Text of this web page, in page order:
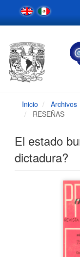
Navegación
principal
Contenido
Barra
lateral
Inicio Archivos
RESEÑAS
El estado
dictadura?